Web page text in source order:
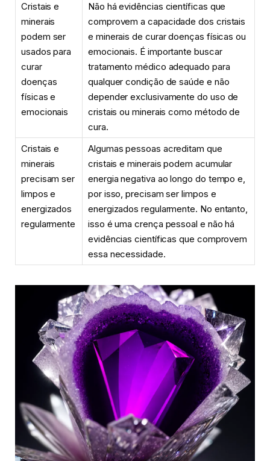
Cristais e
minerais
podem ser
usados para
curar
doenças
físicas e
emocionais
Não há evidências científicas que
comprovem a capacidade dos cristais
e minerais de curar doenças físicas ou
emocionais. É importante buscar
tratamento médico adequado para
qualquer condição de saúde e não
depender exclusivamente do uso de
cristais ou minerais como método de
cura.
Cristais e
minerais
precisam ser
limpos e
energizados
regularmente
Algumas pessoas acreditam que
cristais e minerais podem acumular
energia negativa ao longo do tempo e,
por isso, precisam ser limpos e
energizados regularmente. No entanto,
isso é uma crença pessoal e não há
evidências científicas que comprovem
essa necessidade.